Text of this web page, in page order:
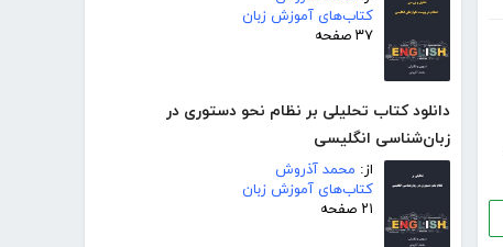
کتاب‌های آموزش زبان
۳۷ صفحه
دانلود کتاب تحلیلی بر نظام نحو دستوری در
زبان‌شناسی انگلیسی
از: محمد آذروش
کتاب‌های آموزش زبان
۲۱ صفحه